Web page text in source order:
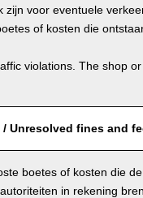
zijn voor eventuele
of kosten die
violations. The shop
Unresolved fines and
boetes of kosten die
in rekening